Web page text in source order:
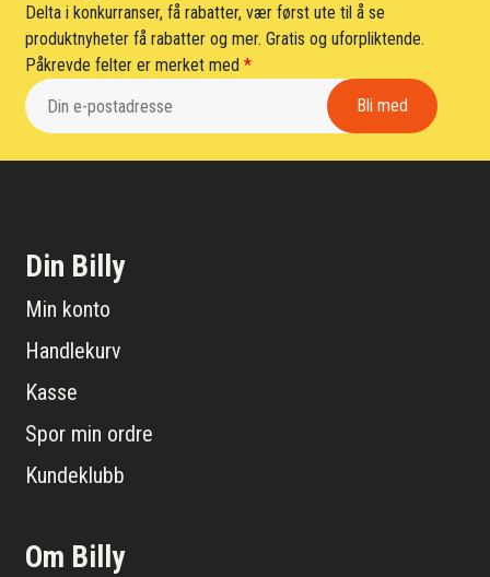
Delta i konkurranser, få rabatter, vær først ute til å se
produktnyheter få rabatter og mer. Gratis og uforpliktende.
Påkrevde felter er merket med*
Din Billy
Min konto
Handlekurv
Kasse
Spor min ordre
Kundeklubb
Om Billy